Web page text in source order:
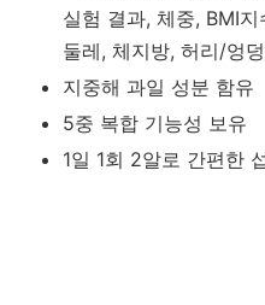
실험 결과, 체중, BMI
둘레, 체지방, 허리/엉
지중해 과일 성분 함유
5중 복합 기능성 보유
1일 1회 2알로 간편한